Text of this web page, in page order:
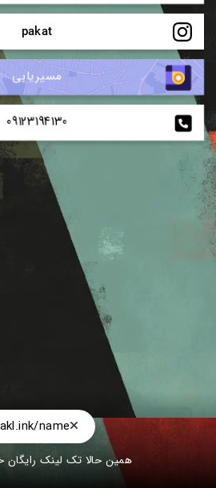
pakat
مسیریابی
09123194130
name
همین حالا تک لینک رایگان